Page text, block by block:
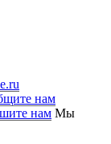
нам
нам Мы